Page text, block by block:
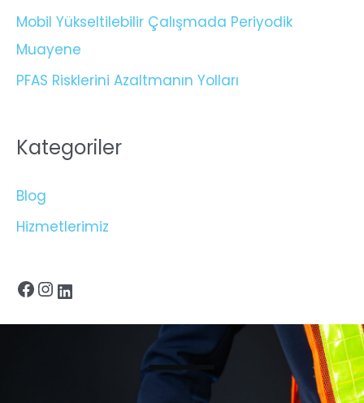
Mobil Yükseltilebilir Çalışmada Periyodik
Muayene
PFAS Risklerini Azaltmanın Yolları
Kategoriler
Blog
Hizmetlerimiz